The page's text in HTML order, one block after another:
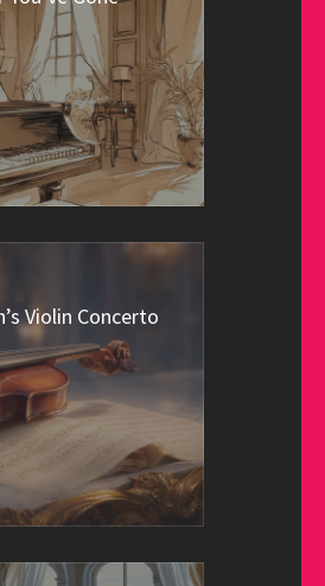
Violin Concerto